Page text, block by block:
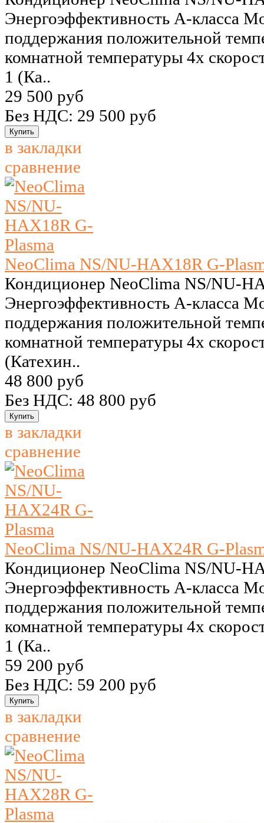
Энергоэффективность А-класса
поддержания положительной
комнатной температуры 4х
1 (Ка..
29 500 руб
Без НДС: 29 500 руб
в закладки
сравнение
NeoClima NS/NU-HAX18R G-
Кондиционер NeoClima NS/NU-
Энергоэффективность А-класса
поддержания положительной
комнатной температуры 4х
(Катехин..
48 800 руб
Без НДС: 48 800 руб
в закладки
сравнение
NeoClima NS/NU-HAX24R G-
Кондиционер NeoClima NS/NU-
Энергоэффективность А-класса
поддержания положительной
комнатной температуры 4х
1 (Ка..
59 200 руб
Без НДС: 59 200 руб
в закладки
сравнение